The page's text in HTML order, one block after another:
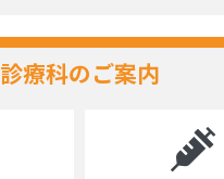
診療科のご案内